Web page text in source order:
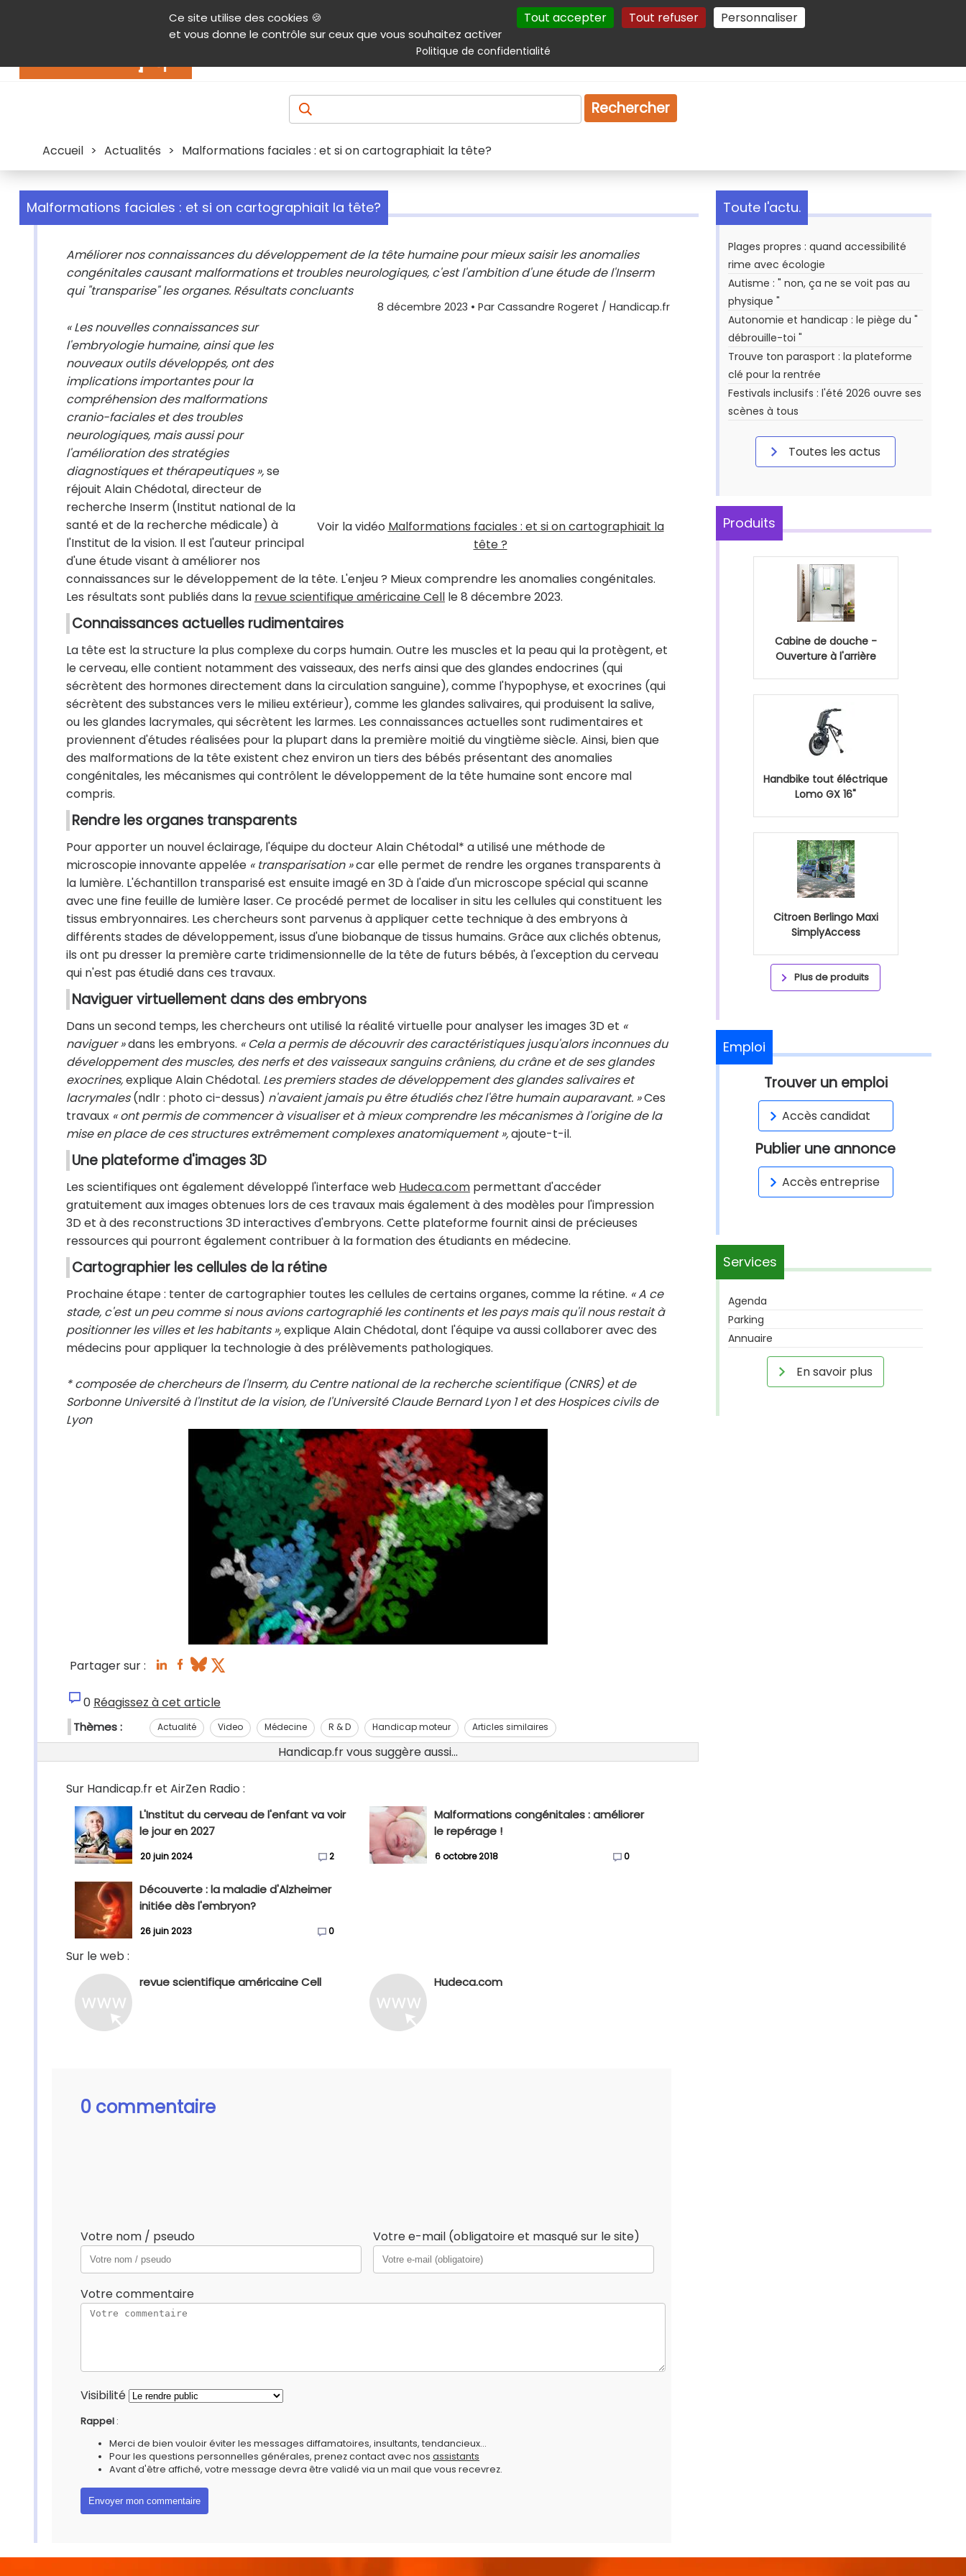
Ce site utilise des cookies 🍪
et vous donne le contrôle sur ceux que vous souhaitez activer
Tout accepter Tout refuser Personnaliser
Politique de confidentialité
Contenu Aide et accessibilité Menu principal Autres services Plan du site Gestion des cookies
Produits & services Emploi Droit
Rechercher
Accueil > Actualités > Malformations faciales : et si on cartographiait la tête?
Malformations faciales : et si on cartographiait la tête?
Améliorer nos connaissances du développement de la tête humaine pour mieux saisir les anomalies
congénitales causant malformations et troubles neurologiques, c'est l'ambition d'une étude de l'Inserm
qui "transparise" les organes. Résultats concluants
8 décembre 2023 • Par Cassandre Rogeret / Handicap.fr
Voir la vidéo Malformations faciales : et si on cartographiait la
tête ?
« Les nouvelles connaissances sur
l'embryologie humaine, ainsi que les
nouveaux outils développés, ont des
implications importantes pour la
compréhension des malformations
cranio-faciales et des troubles
neurologiques, mais aussi pour
l'amélioration des stratégies
diagnostiques et thérapeutiques »,se
réjouit Alain Chédotal, directeur de
recherche Inserm (Institut national de la
santé et de la recherche médicale) à
l'Institut de la vision. Il est l'auteur principal
d'une étude visant à améliorer nos
connaissances sur le développement de la tête. L'enjeu ? Mieux comprendre les anomalies congénitales.
Les résultats sont publiés dans la revue scientifique américaine Cell le 8 décembre 2023.
Connaissances actuelles rudimentaires
La tête est la structure la plus complexe du corps humain. Outre les muscles et la peau qui la protègent, et
le cerveau, elle contient notamment des vaisseaux, des nerfs ainsi que des glandes endocrines (qui
sécrètent des hormones directement dans la circulation sanguine), comme l'hypophyse, et exocrines (qui
sécrètent des substances vers le milieu extérieur), comme les glandes salivaires, qui produisent la salive,
ou les glandes lacrymales, qui sécrètent les larmes. Les connaissances actuelles sont rudimentaires et
proviennent d'études réalisées pour la plupart dans la première moitié du vingtième siècle. Ainsi, bien que
des malformations de la tête existent chez environ un tiers des bébés présentant des anomalies
congénitales, les mécanismes qui contrôlent le développement de la tête humaine sont encore mal
compris.
Rendre les organes transparents
Pour apporter un nouvel éclairage, l'équipe du docteur Alain Chétodal* a utilisé une méthode de
microscopie innovante appelée « transparisation »car elle permet de rendre les organes transparents à
la lumière. L'échantillon transparisé est ensuite imagé en 3D à l'aide d'un microscope spécial qui scanne
avec une fine feuille de lumière laser. Ce procédé permet de localiser in situ les cellules qui constituent les
tissus embryonnaires. Les chercheurs sont parvenus à appliquer cette technique à des embryons à
différents stades de développement, issus d'une biobanque de tissus humains. Grâce aux clichés obtenus,
ils ont pu dresser la première carte tridimensionnelle de la tête de futurs bébés, à l'exception du cerveau
qui n'est pas étudié dans ces travaux.
Naviguer virtuellement dans des embryons
Dans un second temps, les chercheurs ont utilisé la réalité virtuelle pour analyser les images 3D et «
naviguer »dans les embryons. « Cela a permis de découvrir des caractéristiques jusqu'alors inconnues du
développement des muscles, des nerfs et des vaisseaux sanguins crâniens, du crâne et de ses glandes
exocrines,explique Alain Chédotal. Les premiers stades de développement des glandes salivaires et
lacrymales(ndlr : photo ci-dessus) n'avaient jamais pu être étudiés chez l'être humain auparavant. »Ces
travaux « ont permis de commencer à visualiser et à mieux comprendre les mécanismes à l'origine de la
mise en place de ces structures extrêmement complexes anatomiquement »,ajoute-t-il.
Une plateforme d'images 3D
Les scientifiques ont également développé l'interface web Hudeca.com permettant d'accéder
gratuitement aux images obtenues lors de ces travaux mais également à des modèles pour l'impression
3D et à des reconstructions 3D interactives d'embryons. Cette plateforme fournit ainsi de précieuses
ressources qui pourront également contribuer à la formation des étudiants en médecine.
Cartographier les cellules de la rétine
Prochaine étape : tenter de cartographier toutes les cellules de certains organes, comme la rétine. « A ce
stade, c'est un peu comme si nous avions cartographié les continents et les pays mais qu'il nous restait à
positionner les villes et les habitants »,explique Alain Chédotal, dont l'équipe va aussi collaborer avec des
médecins pour appliquer la technologie à des prélèvements pathologiques.
* composée de chercheurs de l'Inserm, du Centre national de la recherche scientifique (CNRS) et de
Sorbonne Université à l'Institut de la vision, de l'Université Claude Bernard Lyon 1 et des Hospices civils de
Lyon
Partager sur :
0 Réagissez à cet article
Thèmes : Actualité Video Médecine R & D Handicap moteur Articles similaires
Handicap.fr vous suggère aussi...
Sur Handicap.fr et AirZen Radio :
L'Institut du cerveau de l'enfant va voir
le jour en 2027
20 juin 2024 2
Malformations congénitales : améliorer
le repérage !
6 octobre 2018 0
Découverte : la maladie d'Alzheimer
initiée dès l'embryon?
26 juin 2023 0
Sur le web :
revue scientifique américaine Cell Hudeca.com
0 commentaire
Votre nom / pseudo Votre e-mail (obligatoire et masqué sur le site)
Votre commentaire
Visibilité
Rappel :
Merci de bien vouloir éviter les messages diffamatoires, insultants, tendancieux...
Pour les questions personnelles générales, prenez contact avec nos assistants
Avant d'être affiché, votre message devra être validé via un mail que vous recevrez.
Toute l'actu.
Plages propres : quand accessibilité
rime avec écologie
Autisme : " non, ça ne se voit pas au
physique "
Autonomie et handicap : le piège du "
débrouille-toi "
Trouve ton parasport : la plateforme
clé pour la rentrée
Festivals inclusifs : l'été 2026 ouvre ses
scènes à tous
Toutes les actus
Produits
Cabine de douche -
Ouverture à l'arrière
Handbike tout éléctrique
Lomo GX 16"
Citroen Berlingo Maxi
SimplyAccess
Plus de produits
Emploi
Trouver un emploi
Accès candidat
Publier une annonce
Accès entreprise
Services
Agenda
Parking
Annuaire
En savoir plus